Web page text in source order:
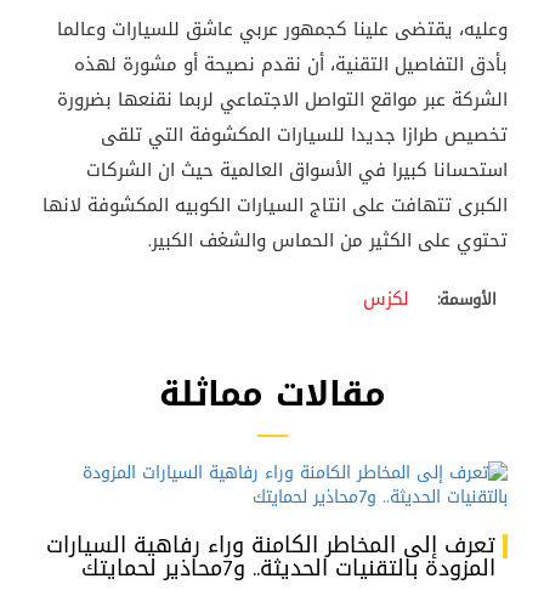
وعليه، يقتضى علينا كجمهور عربي عاشق للسيارات وعالما
بأدق التفاصيل التقنية، أن نقدم نصيحة أو مشورة لهذه
الشركة عبر مواقع التواصل الاجتماعي لربما نقنعها بضرورة
تخصيص طرازا جديدا للسيارات المكشوفة التي تلقى
استحسانا كبيرا في الأسواق العالمية حيث ان الشركات
الكبرى تتهافت على انتاج السيارات الكوبيه المكشوفة لانها
تحتوي على الكثير من الحماس والشغف الكبير.
الأوسمة: لكزس
مقالات مماثلة
تعرف إلى المخاطر الكامنة وراء رفاهية السيارات
المزودة بالتقنيات الحديثة.. و7محاذير لحمايتك